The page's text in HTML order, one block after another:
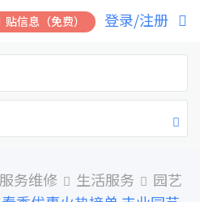
贴信息（免费） 登录/注册
务维修 生活服务
园艺